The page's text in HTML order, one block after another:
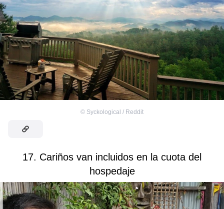
© Syckological / Reddit
17. Cariños van incluidos en la cuota del
hospedaje